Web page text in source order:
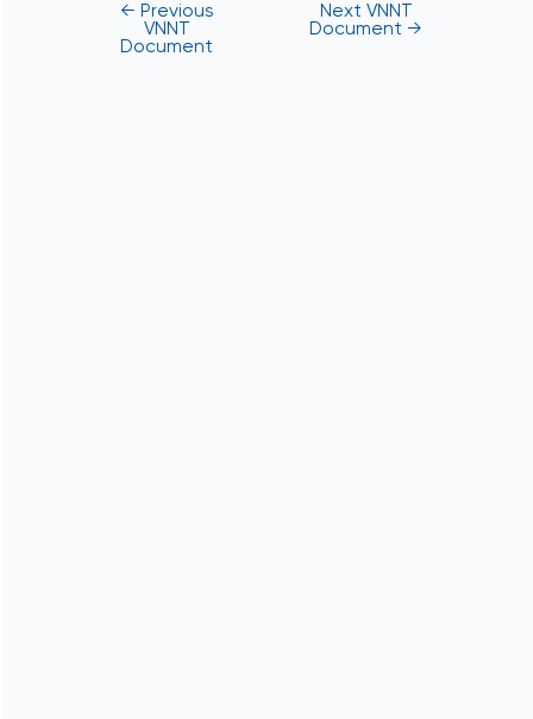
← Previous
VNNT
Document
Next VNNT
Document →